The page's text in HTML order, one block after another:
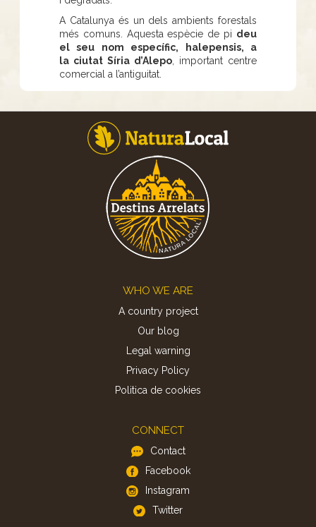
A Catalunya és un dels ambients forestals
més comuns. Aquesta espècie de pi deu
el seu nom específic, halepensis, a
la ciutat Síria d’Alepo , important centre
comercial a l’antiguitat.
WHO WE ARE
A country project
Our blog
Legal warning
Privacy Policy
Politica de cookies
CONNECT
Contact
Facebook
Instagram
Twitter